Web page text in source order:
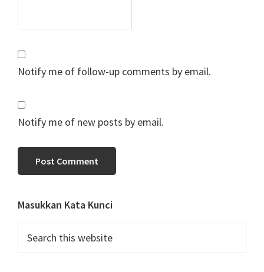
Notify me of follow-up comments by email.
Notify me of new posts by email.
Primary
Sidebar
Masukkan Kata Kunci
this